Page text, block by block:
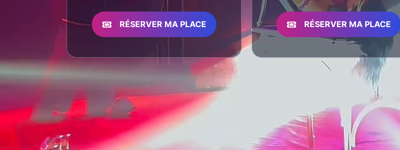
RÉSERVER MA PLACE RÉSERVER MA PLACE